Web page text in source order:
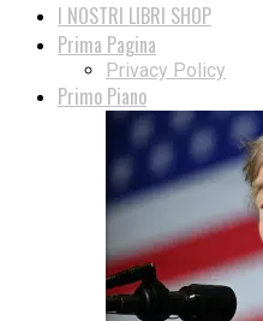
I NOSTRI LIBRI SHOP
Prima Pagina
Privacy Policy
Primo Piano